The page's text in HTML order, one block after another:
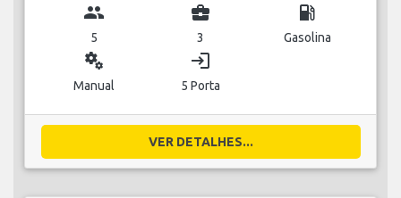
group
5
business_center
3
local_gas_station
Gasolina
miscellaneous_services
Manual
login
5 Porta
VER DETALHES...